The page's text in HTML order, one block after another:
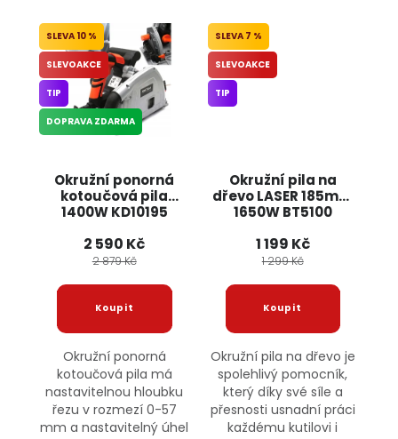
Okružní ponorná
kotoučová pila
1400W KD10195
10 %
SLEVOAKCE
TIP
DOPRAVA ZDARMA
2 590 Kč
2 879 Kč
Okružní ponorná
kotoučová pila má
nastavitelnou hloubku
řezu v rozmezí 0-57
mm a nastavitelný úhel
Okružní pila na
dřevo LASER 185mm
1650W BT5100
7 %
SLEVOAKCE
TIP
1 199 Kč
1 299 Kč
Okružní pila na dřevo je
spolehlivý pomocník,
který díky své síle a
přesnosti usnadní práci
každému kutilovi i